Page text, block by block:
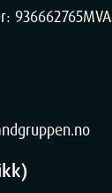
936662765MVA